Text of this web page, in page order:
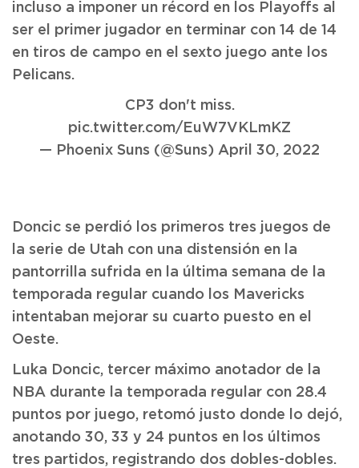
incluso a imponer un récord en los Playoffs al
ser el primer jugador en terminar con 14 de 14
en tiros de campo en el sexto juego ante los
Pelicans.
CP3 don't miss.
pic.twitter.com/EuW7VKLmKZ
— Phoenix Suns (@Suns) April 30, 2022
Doncic se perdió los primeros tres juegos de
la serie de Utah con una distensión en la
pantorrilla sufrida en la última semana de la
temporada regular cuando los Mavericks
intentaban mejorar su cuarto puesto en el
Oeste.
Luka Doncic, tercer máximo anotador de la
NBA durante la temporada regular con 28.4
puntos por juego, retomó justo donde lo dejó,
anotando 30, 33 y 24 puntos en los últimos
tres partidos, registrando dos dobles-dobles.